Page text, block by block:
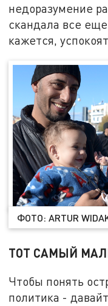
недоразумение
скандала все
кажется,
ФОТО: ARTUR
ТОТ САМЫЙ
Чтобы понять
политика -